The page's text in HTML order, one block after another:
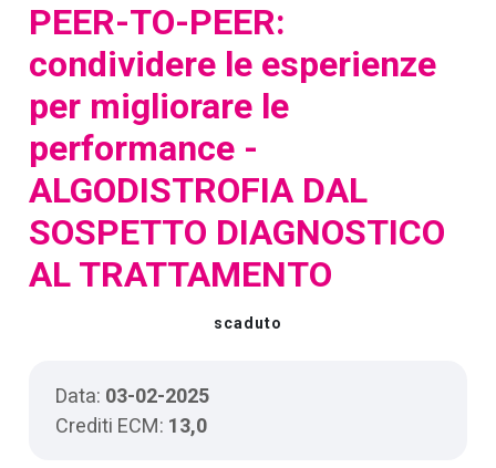
PEER-TO-PEER:
condividere le esperienze
per migliorare le
performance -
ALGODISTROFIA DAL
SOSPETTO DIAGNOSTICO
AL TRATTAMENTO
scaduto
Data: 03-02-2025
Crediti ECM: 13,0